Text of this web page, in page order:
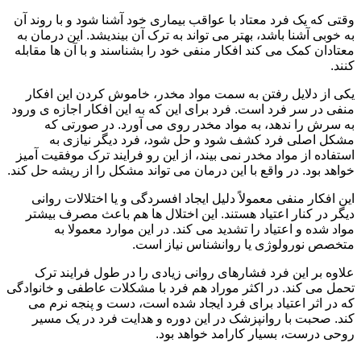
وقتی که یک فرد معتاد با عواقب بیماری خود آشنا شود و با روند آن
به خوبی آشنا باشد، بهتر می تواند به ترک آن بیندیشد. این درمان به
معتادان کمک می کند افکار منفی خود را بشناسند و با آن ها مقابله
کنند.
یکی از دلایل رفتن به سمت مواد مخدر، خاموش کردن این افکار
منفی در سر فرد است. فرد برای این که به این افکار اجازه ی ورود
به سرش را ندهد، به مواد مخدر روی می آورد. در صورتی که
مشکل اصلی فرد کشف شود و حل شود، فرد دیگر نیازی به
استفاده از مواد مخدر نمی بیند، از این رو فرایند ترک موفقیت آمیز
خواهد بود. در واقع با این درمان می تواند مشکل را از ریشه حل کند.
این افکار منفی معمولاً دلیل ایجاد افسردگی و یا اختلالات روانی
دیگر در کنار اعتیاد هستند. این اختلال ها هم باعث مصرف بیشتر
مواد شده و اعتیاد را تشدید می کند. در این موارد معمولا به
متخصص نورولوژی یا روانشناس نیاز است.
علاوه بر این فرد فشارهای روانی زیادی را در طول فرایند ترک
تحمل می کند. در اکثر موراد هم فرد با مشکلات عاطفی و خانوادگی
که در اثر اعتیاد برای فرد ایجاد شده است، دست و پنجه نرم می
کند. صحبت با روانپزشک در این دوره و هدایت فرد در یک مسیر
روحی درست، بسیار کارامد خواهد بود.